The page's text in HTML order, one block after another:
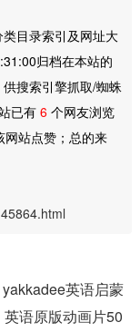
目录索引及网址大
归档在本站的
搜索引擎抓取/蜘蛛
已有 6个网友浏览
网站点赞；总的来
yakkadee英语启蒙
动画下载
英语原版动画片50